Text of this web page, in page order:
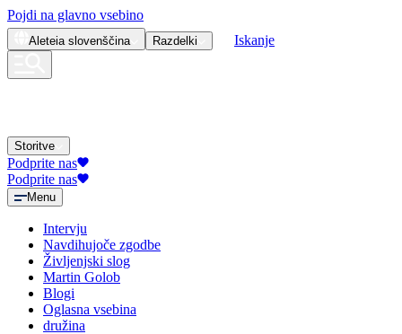
Pojdi na glavno vsebino
Aleteia slovenščina Razdelki Iskanje
Storitve
Podprite nas
Podprite nas
Menu
Intervju
Navdihujoče zgodbe
Življenjski slog
Martin Golob
Blogi
Oglasna vsebina
družina